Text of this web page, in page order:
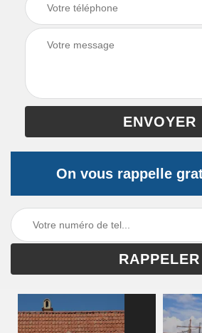
On vous rappelle